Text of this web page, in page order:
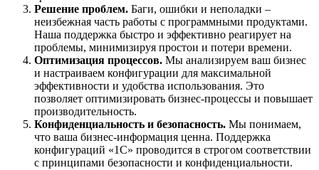
Решение проблем. Баги, ошибки и неполадки –
неизбежная часть работы с программными продуктами.
Наша поддержка быстро и эффективно реагирует на
проблемы, минимизируя простои и потери времени.
Оптимизация процессов. Мы анализируем ваш бизнес
и настраиваем конфигурации для максимальной
эффективности и удобства использования. Это
позволяет оптимизировать бизнес-процессы и повышает
производительность.
Конфиденциальность и безопасность. Мы понимаем,
что ваша бизнес-информация ценна. Поддержка
конфигураций «1C» проводится в строгом соответствии
с принципами безопасности и конфиденциальности.